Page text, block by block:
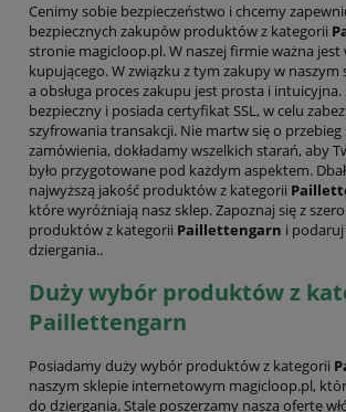
Cenimy sobie bezpieczeństwo i chcemy
bezpiecznych zakupów produktów z kategorii
stronie magicloop.pl. W naszej firmie ważna jest
kupującego. W związku z tym zakupy w naszym
a obsługa proces zakupu jest prosta i intuicyjna.
bezpieczny i posiada certyfikat SSL, w celu
szyfrowania transakcji. Nie martw się o przebieg
zamówienia, dokładamy wszelkich starań, aby
było przygotowane pod każdym aspektem.
najwyższą jakość produktów z kategorii
które wyróżniają nasz sklep. Zapoznaj się z
produktów z kategorii Paillettengarn i
dziergania..
Duży wybór produktów z
Paillettengarn
Posiadamy duży wybór produktów z kategorii
naszym sklepie internetowym magicloop.pl,
do dziergania. Stale poszerzamy naszą ofertę